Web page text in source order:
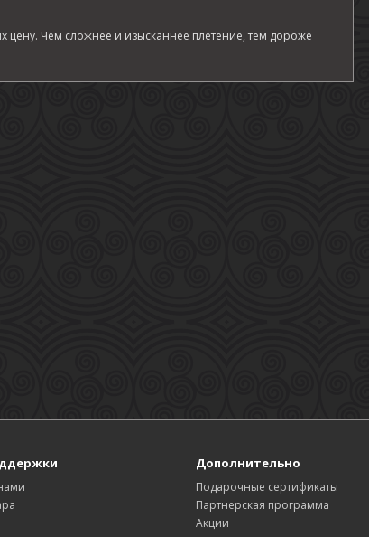
цену. Чем сложнее и изысканнее плетение, тем дороже
Дополнительно
Подарочные сертификаты
Партнерская программа
Акции